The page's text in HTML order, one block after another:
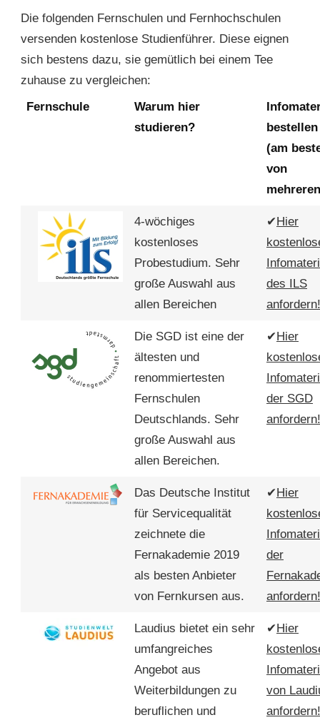
Die folgenden Fernschulen und Fernhochschulen
versenden kostenlose Studienführer. Diese eignen
sich bestens dazu, sie gemütlich bei einem Tee
zuhause zu vergleichen:
Fernschule
Warum hier
studieren?
bestellen
(am
von
4-wöchiges
kostenloses
Probestudium. Sehr
große Auswahl aus
allen Bereichen
✔Hier
des ILS
anfordern!
Die SGD ist eine der
ältesten und
renommiertesten
Fernschulen
Deutschlands. Sehr
große Auswahl aus
allen Bereichen.
✔Hier
der SGD
anfordern!
Das Deutsche Institut
für Servicequalität
zeichnete die
Fernakademie 2019
als besten Anbieter
von Fernkursen aus.
✔Hier
der
anfordern!
Laudius bietet ein sehr
umfangreiches
Angebot aus
Weiterbildungen zu
beruflichen und
✔Hier
von
anfordern!